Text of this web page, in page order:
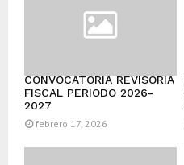
CONVOCATORIA REVISORÍA
FISCAL PERIODO 2026-
2027
febrero 17, 2026